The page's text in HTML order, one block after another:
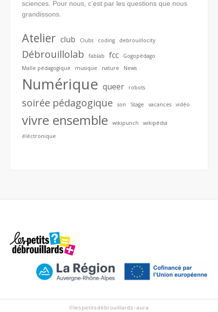
sciences. Pour nous, c’est par les questions que nous
grandissons.
Atelier club Clubs coding debrouillocity
Débrouillolab fablab fcc
Gogopédago
Malle pédagogique
musique nature News
Numérique queer robots
soirée pédagogique son Stage vacances vidéo
vivre ensemble wikipunch
wikipédia
éléctronique
©lespetitsdébrouillards-aura